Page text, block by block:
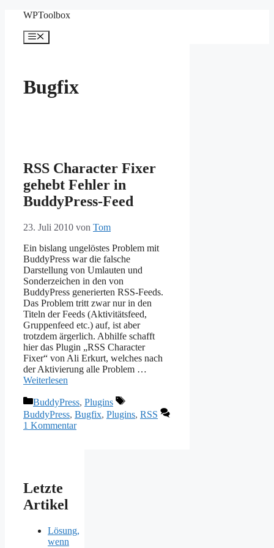
springen
WPToolbox
Menü
Bugfix
RSS Character Fixer
gehebt Fehler in
BuddyPress-Feed
23. Juli 2010 von Tom
Ein bislang ungelöstes Problem mit
BuddyPress war die falsche
Darstellung von Umlauten und
Sonderzeichen in den von
BuddyPress generierten RSS-Feeds.
Das Problem tritt zwar nur in den
Titeln der Feeds (Aktivitätsfeed,
Gruppenfeed etc.) auf, ist aber
trotzdem ärgerlich. Abhilfe schafft
hier das Plugin „RSS Character
Fixer“ von Ali Erkurt, welches nach
der Aktivierung alle Problem …
Weiterlesen
Kategorien
BuddyPress, Plugins
Schlagwörter
BuddyPress, Bugfix, Plugins, RSS
1 Kommentar
Letzte
Artikel
Lösung,
wenn